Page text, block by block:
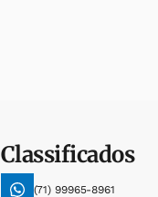
Classificados
(71) 99965-8961